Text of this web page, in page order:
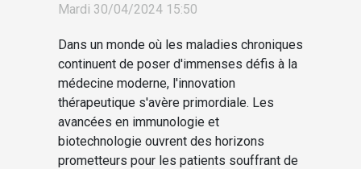
biotechnologie pour traiter
les maladies chroniques
Mardi 30/04/2024 15:50
Dans un monde où les maladies chroniques
continuent de poser d'immenses défis à la
médecine moderne, l'innovation
thérapeutique s'avère primordiale. Les
avancées en immunologie et
biotechnologie ouvrent des horizons
prometteurs pour les patients souffrant de